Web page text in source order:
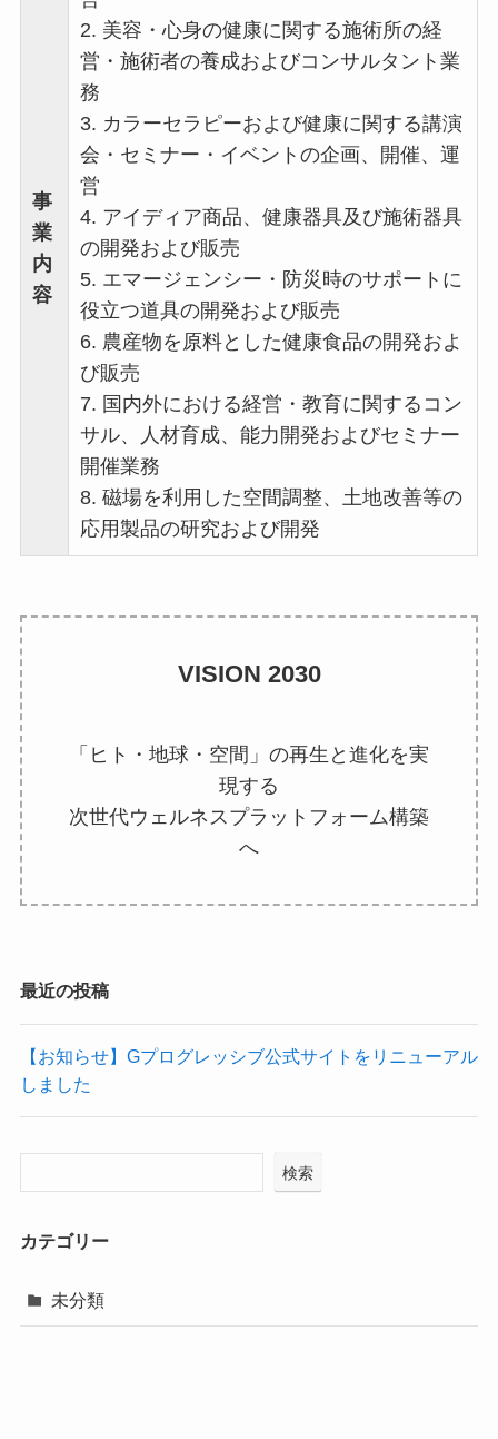
事
業
内
容
2. 美容・心身の健康に関する施術所の経
営・施術者の養成およびコンサルタント業
務
3. カラーセラピーおよび健康に関する講演
会・セミナー・イベントの企画、開催、運
営
4. アイディア商品、健康器具及び施術器具
の開発および販売
5. エマージェンシー・防災時のサポートに
役立つ道具の開発および販売
6. 農産物を原料とした健康食品の開発およ
び販売
7. 国内外における経営・教育に関するコン
サル、人材育成、能力開発およびセミナー
開催業務
8. 磁場を利用した空間調整、土地改善等の
応用製品の研究および開発
VISION 2030
「ヒト・地球・空間」の再生と進化を実
現する
次世代ウェルネスプラットフォーム構築
へ
最近の投稿
【お知らせ】Gプログレッシブ公式サイトをリニューアル
しました
検索
カテゴリー
未分類